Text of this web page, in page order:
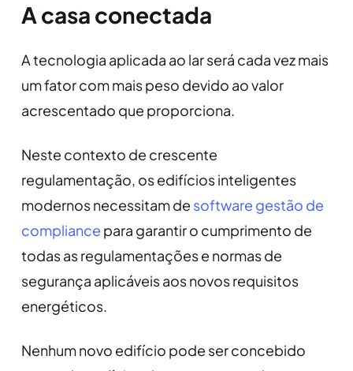
A casa conectada
A tecnologia aplicada ao lar será cada vez mais
um fator com mais peso devido ao valor
acrescentado que proporciona.
Neste contexto de crescente
regulamentação, os edifícios inteligentes
modernos necessitam de software gestão de
compliance para garantir o cumprimento de
todas as regulamentações e normas de
segurança aplicáveis aos novos requisitos
energéticos.
Nenhum novo edifício pode ser concebido